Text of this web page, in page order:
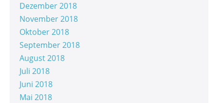
Dezember 2018
November 2018
Oktober 2018
September 2018
August 2018
Juli 2018
Juni 2018
Mai 2018